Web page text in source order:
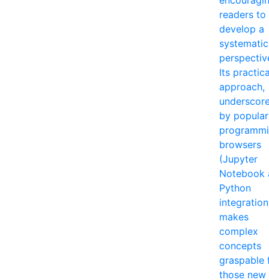
readers to
develop a
systematic
Its
approach,
by popular
browsers
(Jupyter
Notebook
Python
makes
complex
concepts
graspable
those